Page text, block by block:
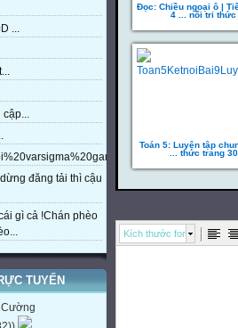
...
cập...
đăng tải thì cậu
gì cả !Chán phèo
TUYẾN
Đọc: Chiều ngoại ô |
4 ... nối tri thức
Toán 5: Luyện tập
... thức trang 30
Kích thước font